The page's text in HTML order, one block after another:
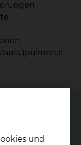
(pulmonal-
und